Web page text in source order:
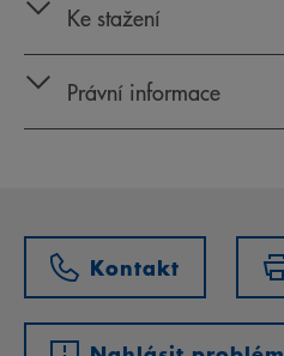
Ke stažení
Právní informace
Kontakt